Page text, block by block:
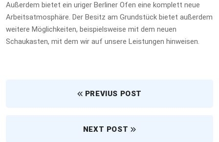
Außerdem bietet ein uriger Berliner Ofen eine komplett neue
Arbeitsatmosphäre. Der Besitz am Grundstück bietet außerdem
weitere Möglichkeiten, beispielsweise mit dem neuen
Schaukasten, mit dem wir auf unsere Leistungen hinweisen.
PREVIUS POST
NEXT POST